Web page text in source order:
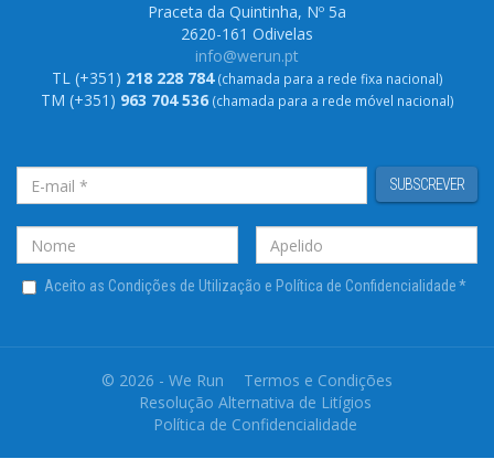
Praceta da Quintinha, Nº 5a
2620-161 Odivelas
info@werun.pt
TL (+351) 218 228 784(chamada para a rede fixa nacional)
TM (+351) 963 704 536(chamada para a rede móvel nacional)
SUBSCREVER
Aceito as Condições de Utilização e Política de Confidencialidade*
© 2026 - We Run
Termos e Condições
Resolução Alternativa de Litígios
Política de Confidencialidade